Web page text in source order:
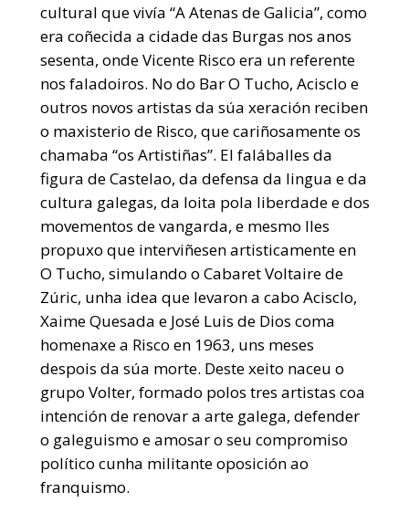
cultural que vivía “A Atenas de Galicia”, como
era coñecida a cidade das Burgas nos anos
sesenta, onde Vicente Risco era un referente
nos faladoiros. No do Bar O Tucho, Acisclo e
outros novos artistas da súa xeración reciben
o maxisterio de Risco, que cariñosamente os
chamaba “os Artistiñas”. El faláballes da
figura de Castelao, da defensa da lingua e da
cultura galegas, da loita pola liberdade e dos
movementos de vangarda, e mesmo lles
propuxo que interviñesen artisticamente en
O Tucho, simulando o Cabaret Voltaire de
Zúric, unha idea que levaron a cabo Acisclo,
Xaime Quesada e José Luis de Dios coma
homenaxe a Risco en 1963, uns meses
despois da súa morte. Deste xeito naceu o
grupo Volter, formado polos tres artistas coa
intención de renovar a arte galega, defender
o galeguismo e amosar o seu compromiso
político cunha militante oposición ao
franquismo.